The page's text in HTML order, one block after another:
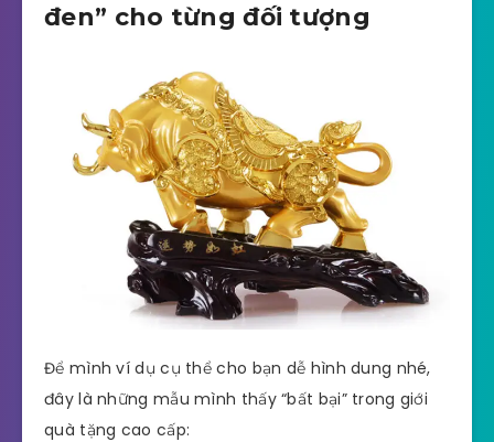
đen” cho từng đối tượng
Để mình ví dụ cụ thể cho bạn dễ hình dung nhé,
đây là những mẫu mình thấy “bất bại” trong giới
quà tặng cao cấp: